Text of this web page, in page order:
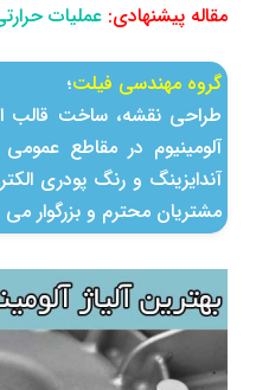
مقاله پیشنهادی: عملیات
گروه مهندسی فیلت؛
طراحی نقشه، ساخت قالب
آلومینیوم در مقاطع
آندایزینگ و رنگ پودری
مشتریان محترم و بزرگوار می